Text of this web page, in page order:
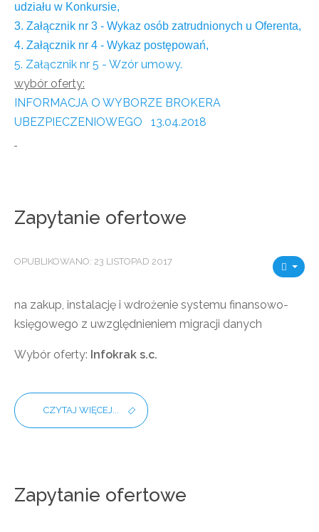
udziału w Konkursie,
3. Załącznik nr 3 - Wykaz osób zatrudnionych u Oferenta,
4. Załącznik nr 4 - Wykaz postępowań,
5. Załącznik nr 5 - Wzór umowy.
wybór oferty:
INFORMACJA O WYBORZE BROKERA
UBEZPIECZENIOWEGO 13.04.2018
Zapytanie ofertowe
OPUBLIKOWANO: 23 LISTOPAD 2017
na zakup, instalację i wdrożenie systemu finansowo-
księgowego z uwzględnieniem migracji danych
Wybór oferty: Infokrak s.c.
CZYTAJ WIĘCEJ...
Zapytanie ofertowe